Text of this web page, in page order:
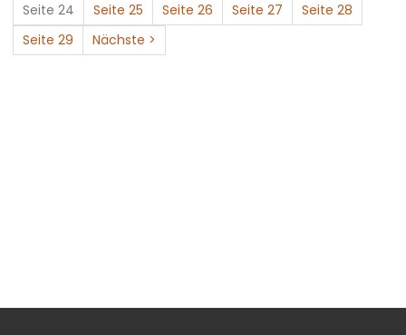
Seite 24
Seite 25 Seite 26 Seite 27
Seite 28
Seite 29
Nächste >